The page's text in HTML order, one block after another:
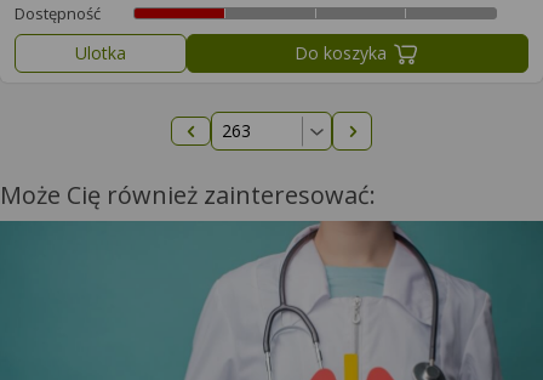
Dostępność
Ulotka Do koszyka
Poprzednia strona Następna strona
Może Cię również zainteresować: